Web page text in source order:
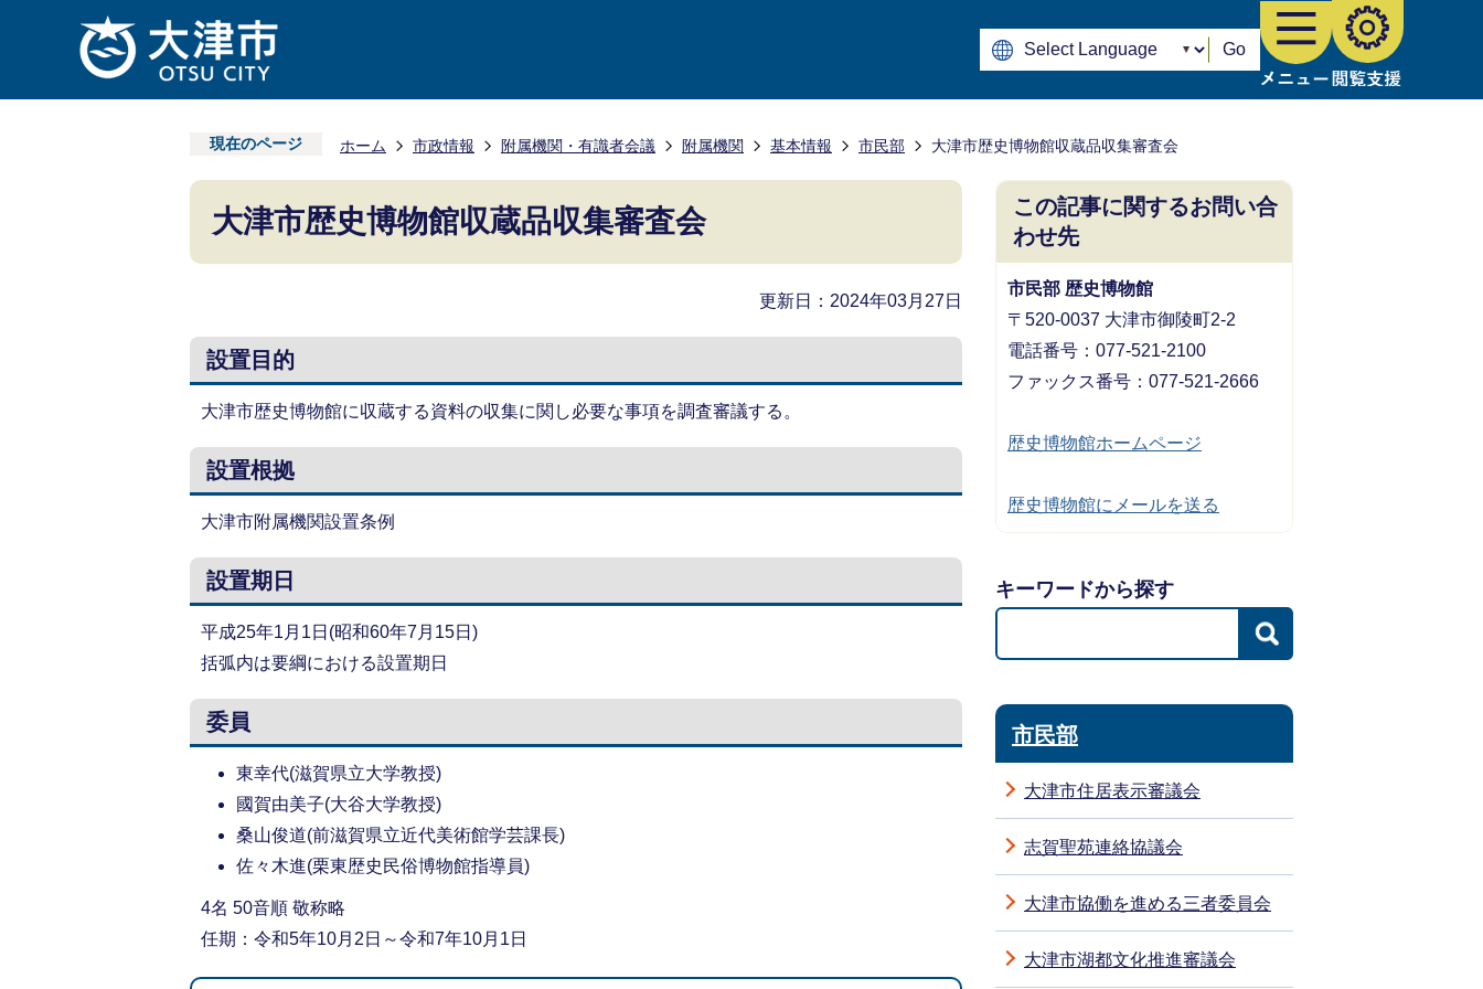
Go
現在のページ ホーム 市政情報 附属機関・有識者会議 附属機関 基本情報 市民部 大津市歴史博物館収蔵品収集審査会
大津市歴史博物館収蔵品収集審査会
更新日：2024年03月27日
設置目的
大津市歴史博物館に収蔵する資料の収集に関し必要な事項を調査審議する。
設置根拠
大津市附属機関設置条例
設置期日
平成25年1月1日(昭和60年7月15日)
括弧内は要綱における設置期日
委員
東幸代(滋賀県立大学教授)
國賀由美子(大谷大学教授)
桑山俊道(前滋賀県立近代美術館学芸課長)
佐々木進(栗東歴史民俗博物館指導員)
4名 50音順 敬称略
任期：令和5年10月2日～令和7年10月1日
この記事に関するお問い合
わせ先
市民部 歴史博物館
〒520-0037 大津市御陵町2-2
電話番号：077-521-2100
ファックス番号：077-521-2666
歴史博物館ホームページ
歴史博物館にメールを送る
キーワードから探す
市民部
大津市住居表示審議会
志賀聖苑連絡協議会
大津市協働を進める三者委員会
大津市湖都文化推進審議会